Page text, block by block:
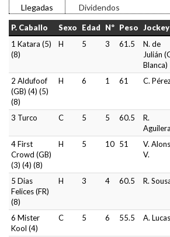
Llegadas
Dividendos
P. Caballo Sexo Edad Nº Peso Jockey
1 Katara (5)
(8)
H 5 3 61.5
N. de
Julián
Blanca)
2 Aldufoof
(GB) (4) (5)
(8)
H 6 1 61 C.
3 Turco C 5 5 60.5
R.
Aguilera
4 First
Crowd (GB)
(3) (4) (8)
H 5 10 51
V.
V.
5 Dias
Felices (FR)
(8)
H 3 4 60.5 R.
6 Mister
Kool (4)
C 5 6 55.5 A. Lucas